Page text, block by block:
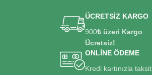
ÜCRETSİZ KARGO
900₺ üzeri Kargo
Ücretsiz!
ONLİNE ÖDEME
Kredi kartınızla taksit